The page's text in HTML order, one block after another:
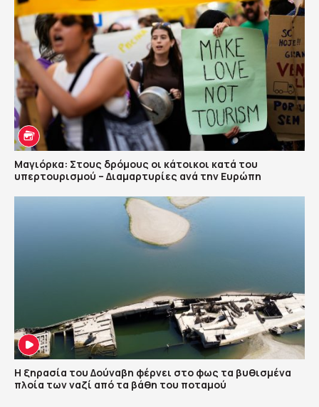
Μαγιόρκα: Στους δρόμους οι κάτοικοι κατά του
υπερτουρισμού – Διαμαρτυρίες ανά την Ευρώπη
Η ξηρασία του Δούναβη φέρνει στο φως τα βυθισμένα
πλοία των ναζί από τα βάθη του ποταμού